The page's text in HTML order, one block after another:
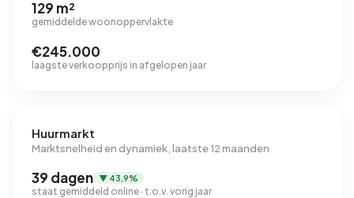
129 m²
gemiddelde woonoppervlakte
€245.000
laagste verkoopprijs in afgelopen jaar
Huurmarkt
Marktsnelheid en dynamiek, laatste 12 maanden
39 dagen ▼ 43,9%
staat gemiddeld online · t.o.v. vorig jaar